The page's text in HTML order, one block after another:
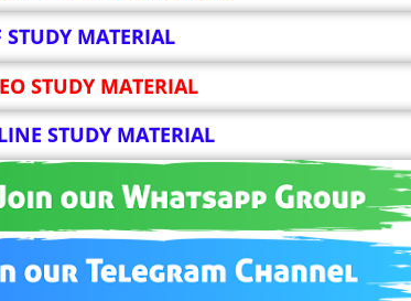
MATERIAL
STUDY MATERIAL
STUDY MATERIAL